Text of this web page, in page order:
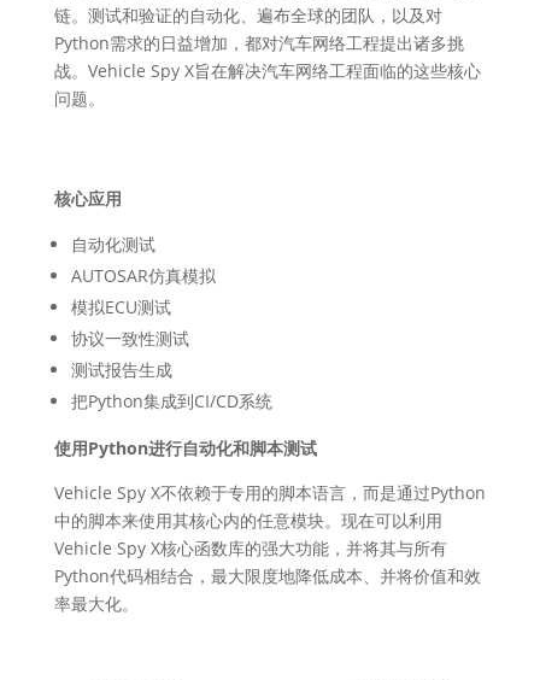
链。测试和验证的自动化、遍布全球的团队，以及对
Python需求的日益增加，都对汽车网络工程提出诸多挑
战。Vehicle Spy X旨在解决汽车网络工程面临的这些核心
问题。
核心应用
自动化测试
AUTOSAR仿真模拟
模拟ECU测试
协议一致性测试
测试报告生成
把Python集成到CI/CD系统
使用Python进行自动化和脚本测试
Vehicle Spy X不依赖于专用的脚本语言，而是通过Python
中的脚本来使用其核心内的任意模块。现在可以利用
Vehicle Spy X核心函数库的强大功能，并将其与所有
Python代码相结合，最大限度地降低成本、并将价值和效
率最大化。